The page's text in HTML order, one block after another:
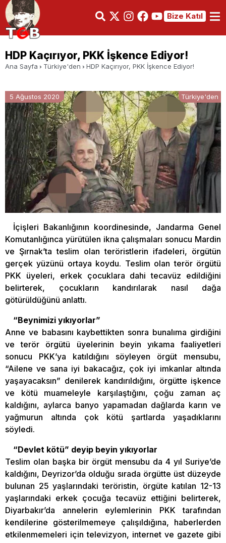
Bize Katıl
HDP Kaçırıyor, PKK İşkence Ediyor!
Ana Sayfa Türkiye'den HDP Kaçırıyor, PKK İşkence Ediyor!
5 Ağustos 2020 Türkiye'den
İçişleri Bakanlığının koordinesinde, Jandarma Genel
Komutanlığınca yürütülen ikna çalışmaları sonucu Mardin
ve Şırnak’ta teslim olan teröristlerin ifadeleri, örgütün
gerçek yüzünü ortaya koydu. Teslim olan terör örgütü
PKK üyeleri, erkek çocuklara dahi tecavüz edildiğini
belirterek, çocukların kandırılarak nasıl dağa
götürüldüğünü anlattı.
“Beynimizi yıkıyorlar”
Anne ve babasını kaybettikten sonra bunalıma girdiğini
ve terör örgütü üyelerinin beyin yıkama faaliyetleri
sonucu PKK’ya katıldığını söyleyen örgüt mensubu,
“Ailene ve sana iyi bakacağız, çok iyi imkanlar altında
yaşayacaksın” denilerek kandırıldığını, örgütte işkence
ve kötü muameleyle karşılaştığını, çoğu zaman aç
kaldığını, aylarca banyo yapamadan dağlarda karın ve
yağmurun altında çok kötü şartlarda yaşadıklarını
söyledi.
“Devlet kötü” deyip beyin yıkıyorlar
Teslim olan başka bir örgüt mensubu da 4 yıl Suriye’de
kaldığını, Deyrizor’da olduğu sırada örgütte üst düzeyde
bulunan 25 yaşlarındaki teröristin, örgüte katılan 12-13
yaşlarındaki erkek çocuğa tecavüz ettiğini belirterek,
Diyarbakır’da annelerin eylemlerinin PKK tarafından
kendilerine gösterilmemeye çalışıldığına, haberlerden
etkilenmemeleri için televizyon, internet ve gazete gibi